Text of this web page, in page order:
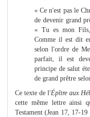
« Ce n'est pas le
de devenir grand
« Tu es mon
Comme il est dit
selon l'ordre de
parfait, il est
principe de salut
de grand prêtre
Ce texte de l'Épître aux
cette même lettre ainsi
Testament (Jean 17, 17-